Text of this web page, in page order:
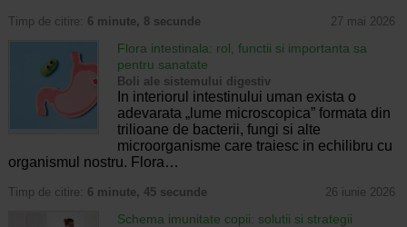
Timp de citire: 6 minute, 8 secunde 27 mai 2026
Flora intestinala: rol, functii si importanta sa
pentru sanatate
Boli ale sistemului digestiv
In interiorul intestinului uman exista o
adevarata „lume microscopica” formata din
trilioane de bacterii, fungi si alte
microorganisme care traiesc in echilibru cu
organismul nostru. Flora…
Timp de citire: 6 minute, 45 secunde 26 iunie 2026
Schema imunitate copii: solutii si strategii